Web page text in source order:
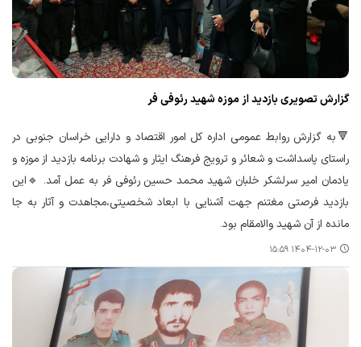
گزارش تصویری بازدید از موزه شهید رئوفی فر
🔻به گزارش روابط عمومی اداره کل امور اقتصاد و دارایی خراسان جنوبی در
راستای پاسداشت و شعائر و ترویج فرهنگ ایثار و شهادت برنامه بازدید از موزه و
یادمان امیر سرلشکر خلبان شهید محمد حسین رئوفی فر به عمل آمد. 🔹این
بازدید فرصتی مغتنم جهت آشنایی با ابعاد شخصیتی،مجاهدت و آثار به جا
مانده از آن شهید والامقام بود.
۱۴۰۴-۱۲-۰۳ ۱۵:۵۹